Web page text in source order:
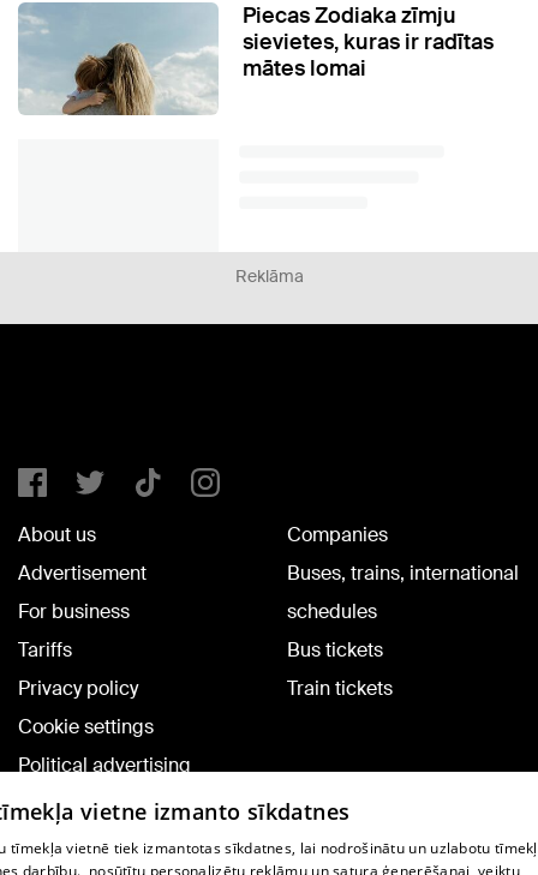
Piecas Zodiaka zīmju
sievietes, kuras ir radītas
mātes lomai
Reklāma
About us
Advertisement
For business
Tariffs
Privacy policy
Cookie settings
Political advertising
Cookie policy
Commenting terms
Companies
Buses, trains, international
schedules
Bus tickets
Train tickets
vietne izmanto sīkdatnes
tīmekļa vietnē tiek izmantotas sīkdatnes, lai nodrošinātu un uzlabotu
darbību., nosūtītu personalizētu reklāmu un satura ģenerēšanai, veiktu